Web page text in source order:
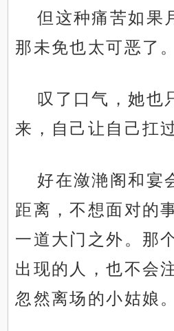
但这种痛苦如果
那未免也太可恶了。
叹了口气，她也
来，自己让自己扛
好在潋滟阁和宴
距离，不想面对的
一道大门之外。那
出现的人，也不会
忽然离场的小姑娘。